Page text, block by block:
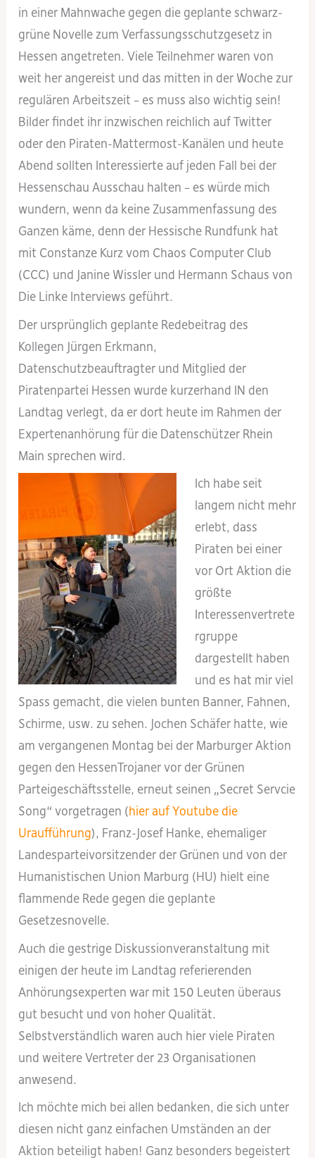
in einer Mahnwache gegen die geplante schwarz-
grüne Novelle zum Verfassungsschutzgesetz in
Hessen angetreten. Viele Teilnehmer waren von
weit her angereist und das mitten in der Woche zur
regulären Arbeitszeit – es muss also wichtig sein!
Bilder findet ihr inzwischen reichlich auf Twitter
oder den Piraten-Mattermost-Kanälen und heute
Abend sollten Interessierte auf jeden Fall bei der
Hessenschau Ausschau halten – es würde mich
wundern, wenn da keine Zusammenfassung des
Ganzen käme, denn der Hessische Rundfunk hat
mit Constanze Kurz vom Chaos Computer Club
(CCC) und Janine Wissler und Hermann Schaus von
Die Linke Interviews geführt.
Der ursprünglich geplante Redebeitrag des
Kollegen Jürgen Erkmann,
Datenschutzbeauftragter und Mitglied der
Piratenpartei Hessen wurde kurzerhand IN den
Landtag verlegt, da er dort heute im Rahmen der
Expertenanhörung für die Datenschützer Rhein
Main sprechen wird.
Ich habe seit
langem nicht mehr
erlebt, dass
Piraten bei einer
vor Ort Aktion die
größte
Interessenvertrete
rgruppe
dargestellt haben
und es hat mir viel
Spass gemacht, die vielen bunten Banner, Fahnen,
Schirme, usw. zu sehen. Jochen Schäfer hatte, wie
am vergangenen Montag bei der Marburger Aktion
gegen den HessenTrojaner vor der Grünen
Parteigeschäftsstelle, erneut seinen „Secret Servcie
Song“ vorgetragen (hier auf Youtube die
Uraufführung), Franz-Josef Hanke, ehemaliger
Landesparteivorsitzender der Grünen und von der
Humanistischen Union Marburg (HU) hielt eine
flammende Rede gegen die geplante
Gesetzesnovelle.
Auch die gestrige Diskussionveranstaltung mit
einigen der heute im Landtag referierenden
Anhörungsexperten war mit 150 Leuten überaus
gut besucht und von hoher Qualität.
Selbstverständlich waren auch hier viele Piraten
und weitere Vertreter der 23 Organisationen
anwesend.
Ich möchte mich bei allen bedanken, die sich unter
diesen nicht ganz einfachen Umständen an der
Aktion beteiligt haben! Ganz besonders begeistert